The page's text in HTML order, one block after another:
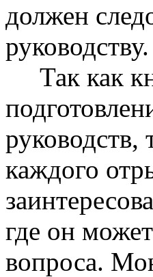
должен
руководству.
Так как
руководств,
каждого
где он
вопроса.